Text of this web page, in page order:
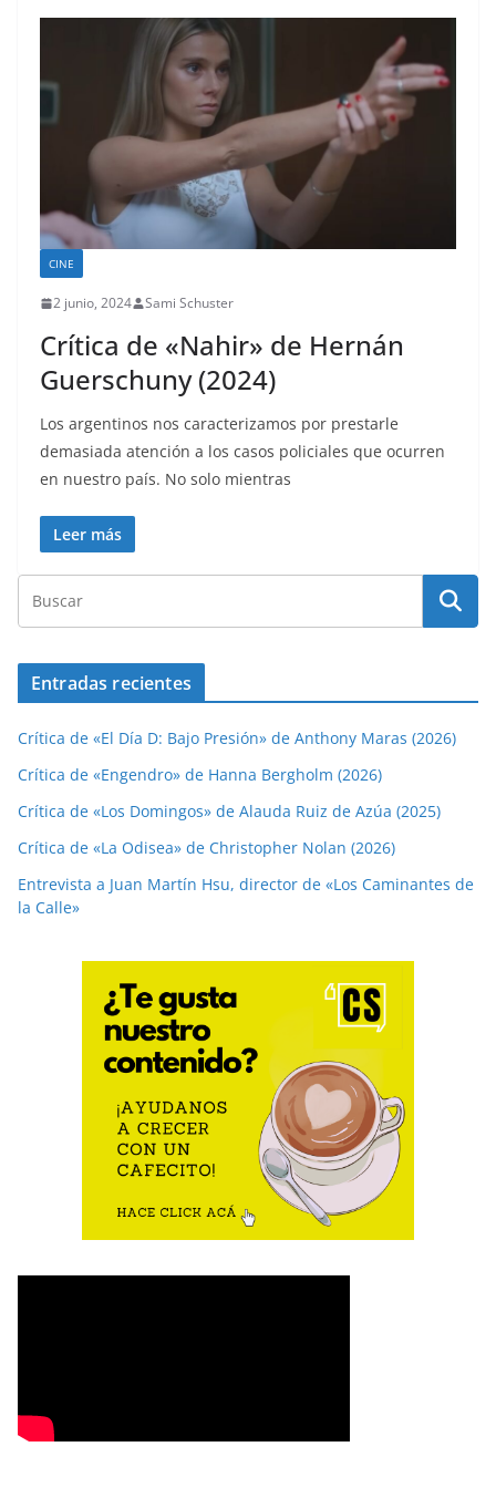
CINE
2 junio, 2024 Sami Schuster
Crítica de «Nahir» de Hernán
Guerschuny (2024)
Los argentinos nos caracterizamos por prestarle
demasiada atención a los casos policiales que ocurren
en nuestro país. No solo mientras
Leer más
Entradas recientes
Crítica de «El Día D: Bajo Presión» de Anthony Maras (2026)
Crítica de «Engendro» de Hanna Bergholm (2026)
Crítica de «Los Domingos» de Alauda Ruiz de Azúa (2025)
Crítica de «La Odisea» de Christopher Nolan (2026)
Entrevista a Juan Martín Hsu, director de «Los Caminantes de
la Calle»